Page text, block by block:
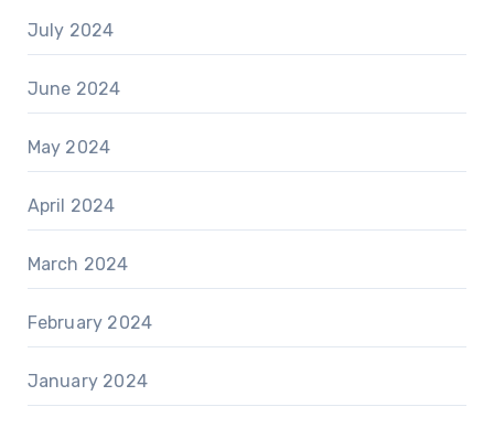
July 2024
June 2024
May 2024
April 2024
March 2024
February 2024
January 2024